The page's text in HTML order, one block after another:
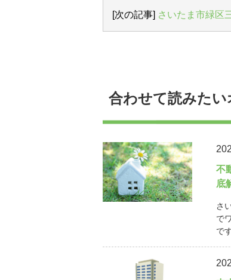
[次の記事] さいたま市緑区
合わせて読みた
不
底
さ
で
で